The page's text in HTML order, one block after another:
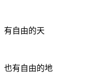
有自由的天
也有自由的地